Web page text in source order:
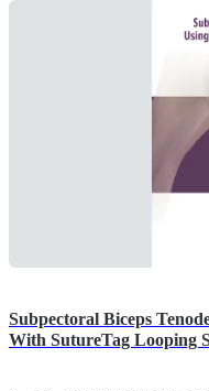
Subpectoral Biceps
With SutureTag Looping